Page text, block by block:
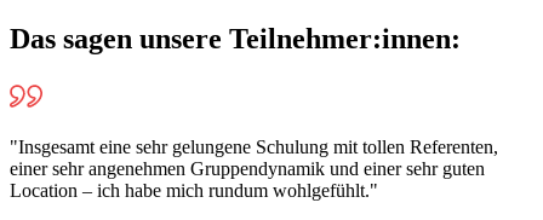
Das sagen unsere Teilnehmer:innen:
"Insgesamt eine sehr gelungene Schulung mit tollen Referenten,
einer sehr angenehmen Gruppendynamik und einer sehr guten
Location – ich habe mich rundum wohlgefühlt."